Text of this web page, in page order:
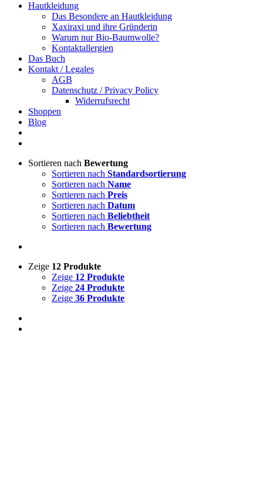
Hautkleidung
Das Besondere an Hautkleidung
Xaxiraxi und ihre Gründerin
Warum nur Bio-Baumwolle?
Kontaktallergien
Das Buch
Kontakt / Legales
AGB
Datenschutz / Privacy Policy
Widerrufsrecht
Shoppen
Blog
Sortieren nach Bewertung
Sortieren nach Standardsortierung
Sortieren nach Name
Sortieren nach Preis
Sortieren nach Datum
Sortieren nach Beliebtheit
Sortieren nach Bewertung
Zeige 12 Produkte
Zeige 12 Produkte
Zeige 24 Produkte
Zeige 36 Produkte